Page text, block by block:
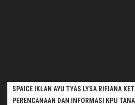
SPAICE IKLAN AYU TYAS LYSA RIFIANA
PERENCANAAN DAN INFORMASI KPU